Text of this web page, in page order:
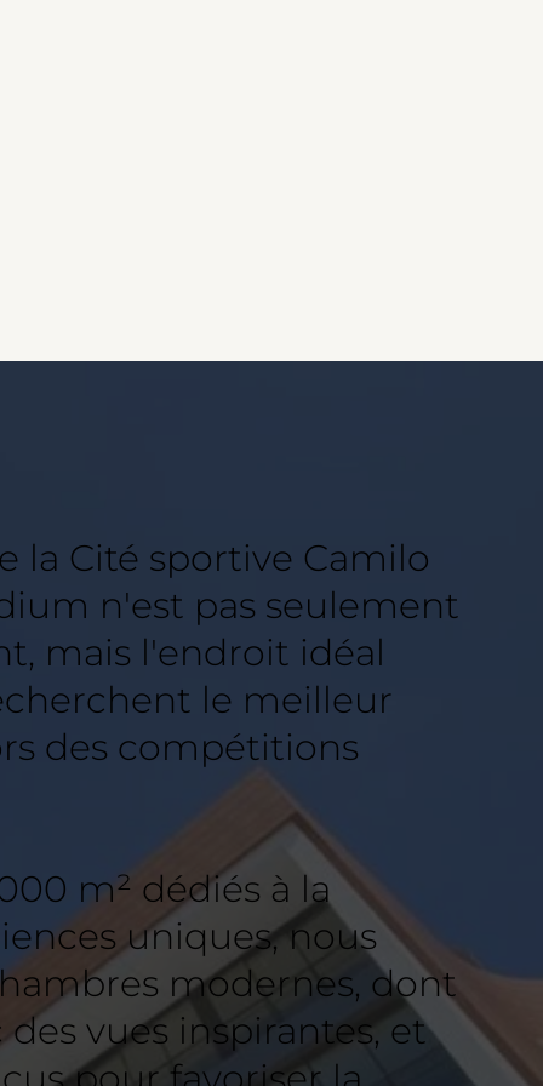
la Cité sportive Camilo
n'est pas seulement
mais l'endroit idéal
le meilleur
des compétitions
m² dédiés à la
uniques, nous
modernes, dont
vues inspirantes, et